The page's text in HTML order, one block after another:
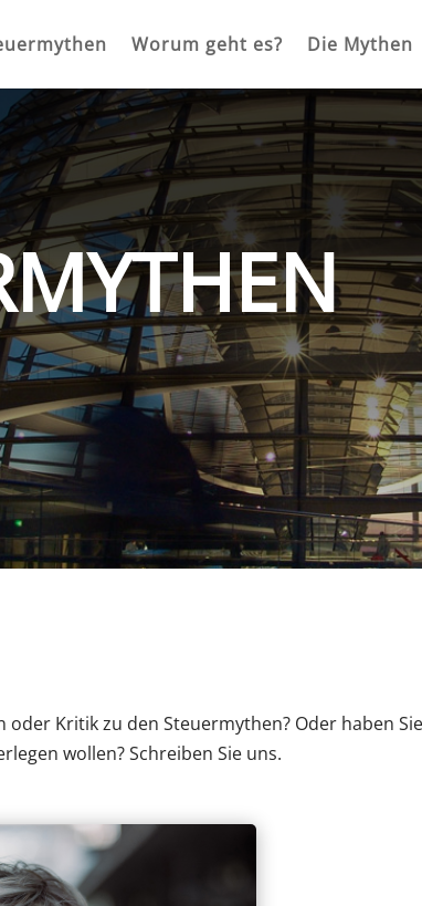
Worum geht es? Die Mythen
oder Kritik zu den Steuermythen? Oder haben
wollen? Schreiben Sie uns.